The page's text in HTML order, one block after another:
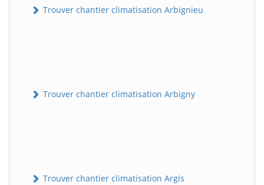
Trouver chantier climatisation Arbignieu
Trouver chantier climatisation Arbigny
Trouver chantier climatisation Argis